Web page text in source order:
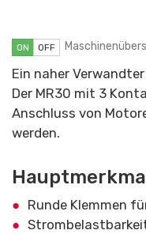
ON OFF
Ein naher
Der MR30 mit 3
Anschluss von
werden.
Runde Klemmen